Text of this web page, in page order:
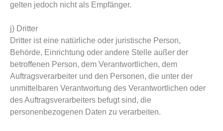
gelten jedoch nicht als Empfänger.
j) Dritter
Dritter ist eine natürliche oder juristische Person,
Behörde, Einrichtung oder andere Stelle außer der
betroffenen Person, dem Verantwortlichen, dem
Auftragsverarbeiter und den Personen, die unter der
unmittelbaren Verantwortung des Verantwortlichen oder
des Auftragsverarbeiters befugt sind, die
personenbezogenen Daten zu verarbeiten.